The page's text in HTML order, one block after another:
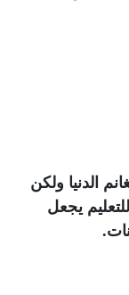
الدنيا ولكن
يجعل